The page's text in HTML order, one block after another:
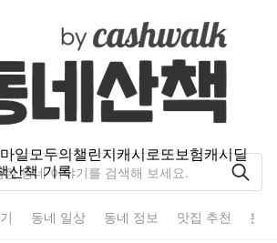
일모두의챌린지캐시로또보험캐시딜
산책 기록
동네 일상 동네 정보 맛집 추천 분